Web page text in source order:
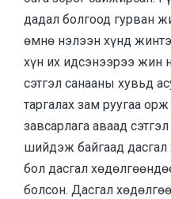
дадал болгоод гурван
өмнө нэлээн хүнд
хүн их идсэнээрээ жин
сэтгэл санааны хувьд
таргалах зам руугаа
завсарлага аваад
шийдэж байгаад дасгал
бол дасгал
болсон. Дасгал